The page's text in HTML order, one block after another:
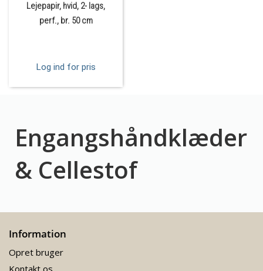
Lejepapir, hvid, 2- lags,
perf., br. 50 cm
Log ind for pris
Engangshåndklæder
& Cellestof
Information
Opret bruger
Kontakt os